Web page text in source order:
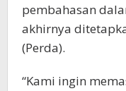
pembahasan
akhirnya
(Perda).
“Kami ingin